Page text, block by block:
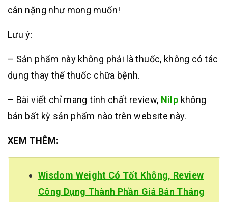
cân nặng như mong muốn!
Lưu ý:
– Sản phẩm này không phải là thuốc, không có tác
dụng thay thế thuốc chữa bệnh.
– Bài viết chỉ mang tính chất review, Nilp không
bán bất kỳ sản phẩm nào trên website này.
XEM THÊM:
Wisdom Weight Có Tốt Không, Review
Công Dụng Thành Phần Giá Bán Tháng